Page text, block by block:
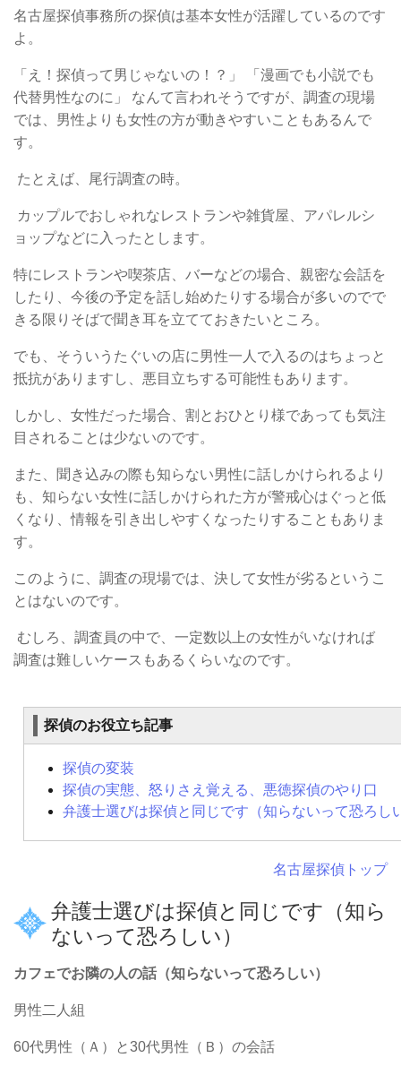
名古屋探偵事務所の探偵は基本女性が活躍しているのです
よ。
「え！探偵って男じゃないの！？」 「漫画でも小説でも
代替男性なのに」 なんて言われそうですが、調査の現場
では、男性よりも女性の方が動きやすいこともあるんで
す。
たとえば、尾行調査の時。
カップルでおしゃれなレストランや雑貨屋、アパレルシ
ョップなどに入ったとします。
特にレストランや喫茶店、バーなどの場合、親密な会話を
したり、今後の予定を話し始めたりする場合が多いのでで
きる限りそばで聞き耳を立てておきたいところ。
でも、そういうたぐいの店に男性一人で入るのはちょっと
抵抗がありますし、悪目立ちする可能性もあります。
しかし、女性だった場合、割とおひとり様であっても気注
目されることは少ないのです。
また、聞き込みの際も知らない男性に話しかけられるより
も、知らない女性に話しかけられた方が警戒心はぐっと低
くなり、情報を引き出しやすくなったりすることもありま
す。
このように、調査の現場では、決して女性が劣るというこ
とはないのです。
むしろ、調査員の中で、一定数以上の女性がいなければ
調査は難しいケースもあるくらいなのです。
探偵のお役立ち記事
探偵の変装
探偵の実態、怒りさえ覚える、悪徳探偵のやり口
弁護士選びは探偵と同じです（知らないって恐ろし
名古屋探偵トップ
弁護士選びは探偵と同じです（知ら
ないって恐ろしい）
カフェでお隣の人の話（知らないって恐ろしい）
男性二人組
60代男性（Ａ）と30代男性（Ｂ）の会話